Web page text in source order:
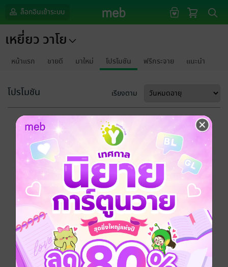
ล็อกอินเข้าระบบ
เหยี่ยว วาโย
หน้าแรก ขายดี มาใหม่ โปรโมชัน ฟรีกระจาย แนะนำ
โปรโมชัน เรียงตาม
ขออภัยด้วยนะคะ
ไม่พบข้อมูลในหัวข้อที่คุณกำลังชมค่ะ